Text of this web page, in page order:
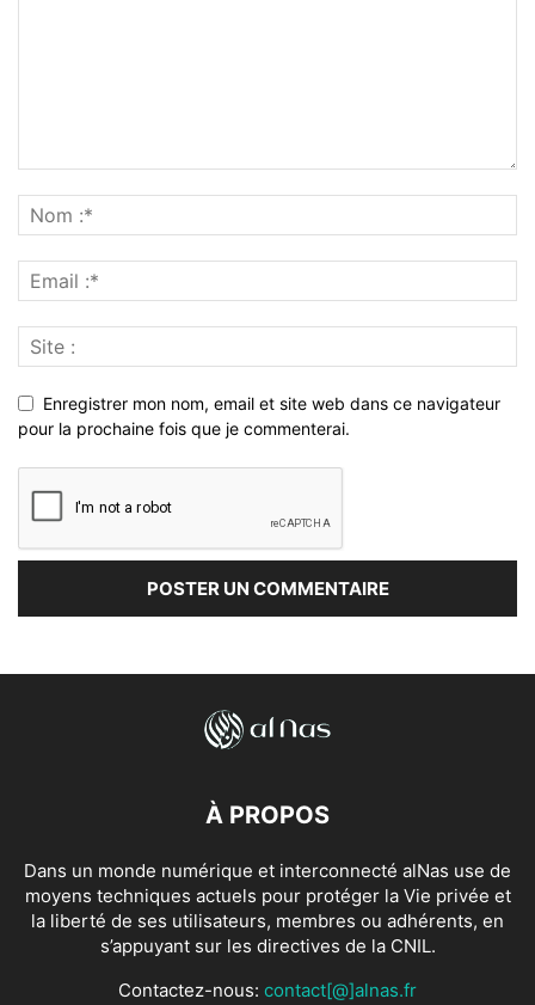
Enregistrer mon nom, email et site web dans ce navigateur
pour la prochaine fois que je commenterai.
À PROPOS
Dans un monde numérique et interconnecté alNas use de
moyens techniques actuels pour protéger la Vie privée et
la liberté de ses utilisateurs, membres ou adhérents, en
s’appuyant sur les directives de la CNIL.
Contactez-nous: contact[@]alnas.fr